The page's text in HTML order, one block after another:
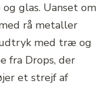
glas. Uanset om
rå metaller
med træ og
fra Drops, der
et strejf af